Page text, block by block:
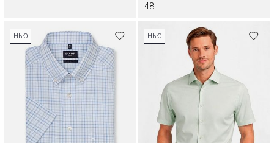
48
НЬЮ НЬЮ